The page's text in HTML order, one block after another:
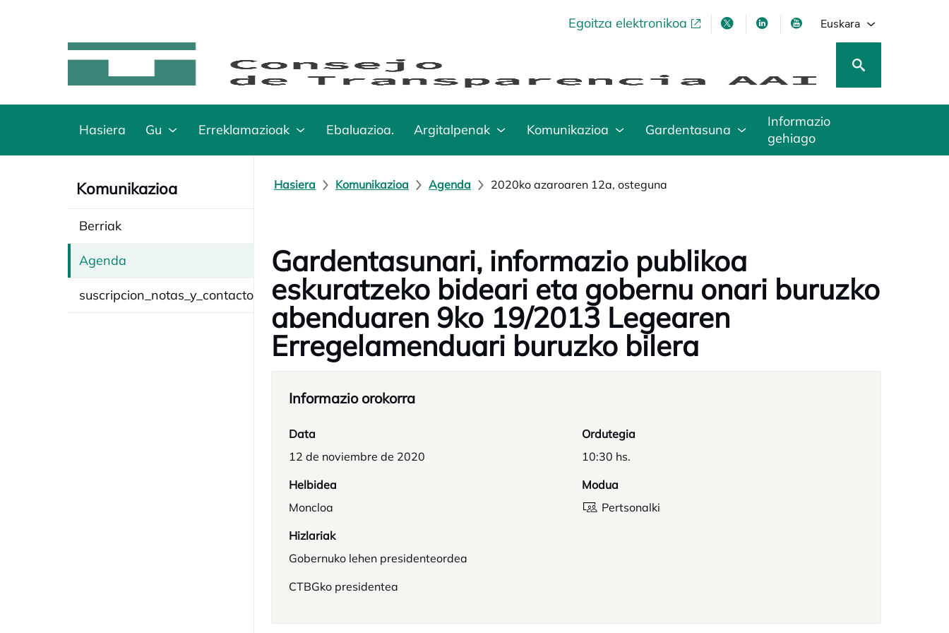
Egoitza elektronikoaopens in a new tabopens in a new tab
opens in a new tab
opens in a new tab
Euskara
Hasiera Gu Erreklamazioak Ebaluazioa. Argitalpenak Komunikazioa Gardentasuna
Informazio
gehiago
Komunikazioa
Berriak
Agenda
suscripcion_notas_y_contacto
Hasiera Komunikazioa Agenda 2020ko azaroaren 12a, osteguna
Gardentasunari, informazio publikoa
eskuratzeko bideari eta gobernu onari buruzko
abenduaren 9ko 19/2013 Legearen
Erregelamenduari buruzko bilera
Informazio orokorra
Data
12 de noviembre de 2020
Ordutegia
10:30 hs.
Helbidea
Moncloa
Modua
Pertsonalki
Hizlariak
Gobernuko lehen presidenteordea
CTBGko presidentea